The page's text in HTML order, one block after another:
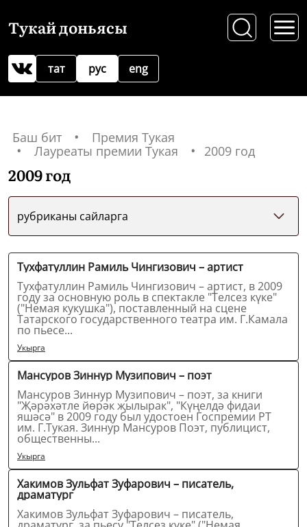
Тукай доньясы
рус
тат eng
Баш бит
Премия Тукая
Лауреаты премии Тукая
2009 год
2009 год
рубриканы сайларга
Тухфатуллин Рамиль Чингизович – артист
Тухфатуллин Рамиль Чингизович – артист, в 2009
году за основную роль в спектакле "Телсез күке"
("Немая кукушка"), поставленный на сцене
Татарского государственного театра им. Г.Камала
по пьесе...
Укырга
Мансуров Зиннур Музипович – поэт
Мансуров Зиннур Музипович – поэт, за книги
"Җәрәхәтле йөрәк җылырак", "Күңелдә фидаи
яшәсә" в 2009 году был удостоен Госпремии РТ
им. Г.Тукая. Зиннур Мансуров Поэт, публицист,
общественны...
Укырга
Хакимов Зульфат Зуфарович – писатель,
драматург
Хакимов Зульфат Зуфарович – писатель,